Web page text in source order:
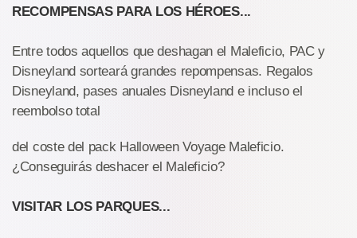
RECOMPENSAS PARA LOS HÉROES...
Entre todos aquellos que deshagan el Maleficio, PAC y
Disneyland sorteará grandes repompensas. Regalos
Disneyland, pases anuales Disneyland e incluso el
reembolso total
del coste del pack Halloween Voyage Maleficio.
¿Conseguirás deshacer el Maleficio?
VISITAR LOS PARQUES...